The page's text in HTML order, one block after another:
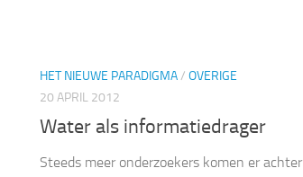
HET NIEUWE PARADIGMA/ OVERIGE
20 APRIL 2012
Water als informatiedrager
Steeds meer onderzoekers komen er achter